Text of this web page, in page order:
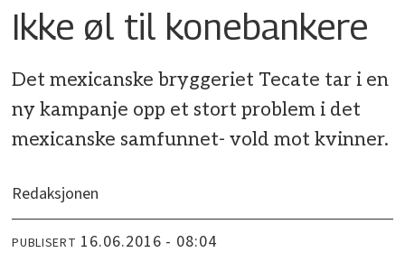
Ikke øl til konebankere
Det mexicanske bryggeriet Tecate tar i en
ny kampanje opp et stort problem i det
mexicanske samfunnet- vold mot kvinner.
Redaksjonen
PUBLISERT 16.06.2016 - 08:04